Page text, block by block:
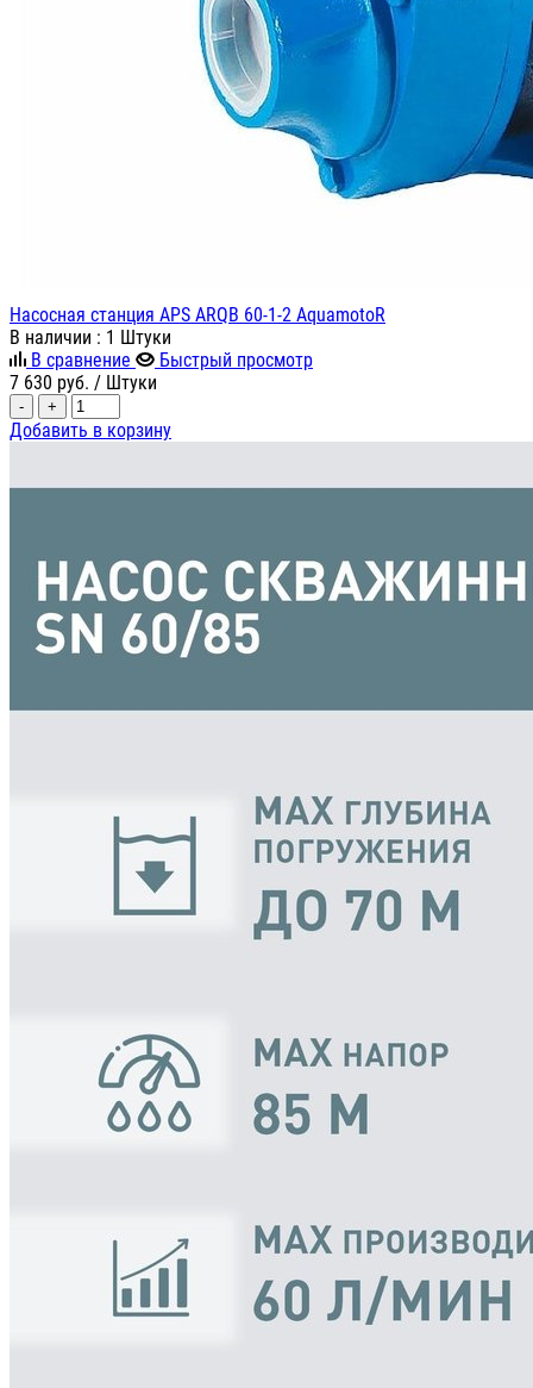
Насосная станция APS ARQB 60-1-2 AquamotoR
В наличии : 1 Штуки
В сравнение
Быстрый просмотр
7 630 руб. / Штуки
- +
Добавить в корзину